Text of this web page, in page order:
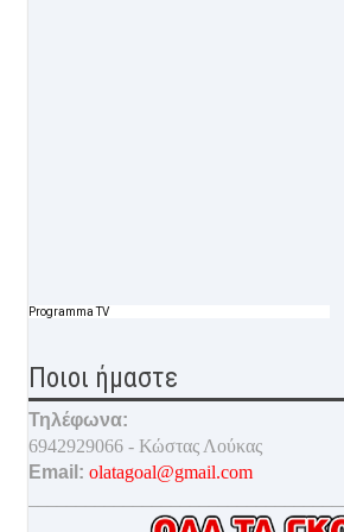
Programma TV
Ποιοι ήμαστε
Τηλέφωνα:
6942929066 - Κώστας Λούκας
Email: olatagoal@gmail.com